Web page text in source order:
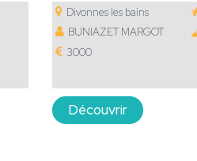
Divonnes les bains
BUNIAZET MARGOT
3000
Découvrir